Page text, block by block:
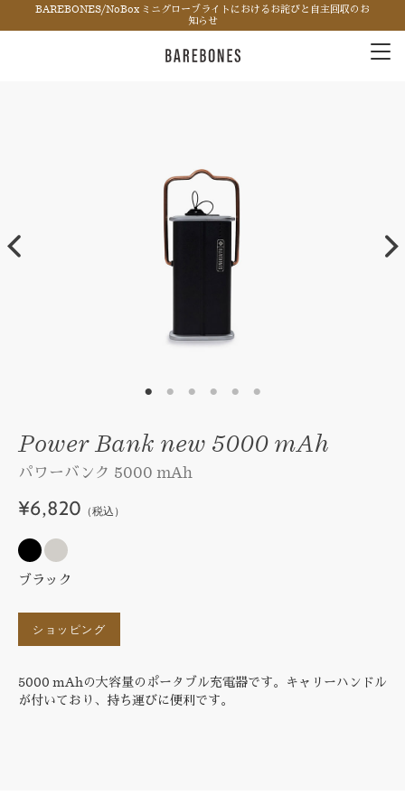
BAREBONES/NoBox ミニグローブライトにおけるお詫びと自主回収のお
知らせ
Power Bank new 5000 mAh
パワーバンク 5000 mAh
¥6,820 （税込）
ブラック
ショッピング
5000 mAhの大容量のポータブル充電器です。キャリーハンドル
が付いており、持ち運びに便利です。